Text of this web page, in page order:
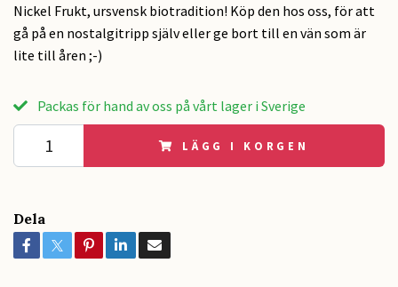
Nickel Frukt, ursvensk biotradition! Köp den hos oss, för att
gå på en nostalgitripp själv eller ge bort till en vän som är
lite till åren ;-)
Packas för hand av oss på vårt lager i Sverige
LÄGG I KORGEN
Dela